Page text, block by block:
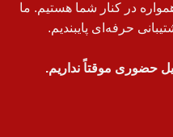
در کنار شما هستیم. ما
حرفه‌ای پایبندیم.
حضوری موقتاً نداریم.